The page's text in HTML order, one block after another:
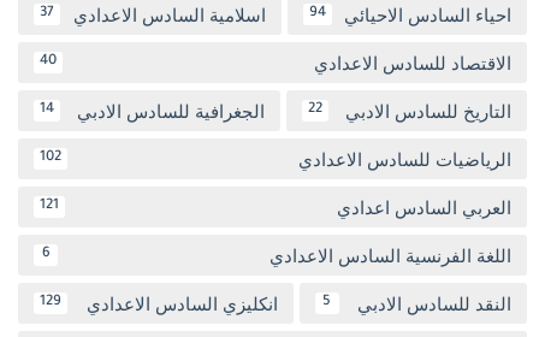
احياء السادس الاحيائي 94 اسلامية السادس الاعدادي 37
الاقتصاد للسادس الاعدادي 40
التاريخ للسادس الادبي 22 الجغرافية للسادس الادبي 14
الرياضيات للسادس الاعدادي 102
العربي السادس اعدادي 121
اللغة الفرنسية السادس الاعدادي 6
النقد للسادس الادبي 5 انكليزي السادس الاعدادي 129